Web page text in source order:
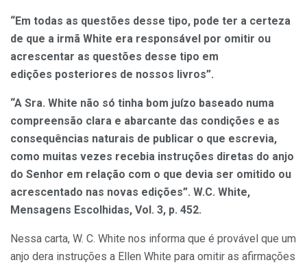
“Em todas as questões desse tipo, pode ter a certeza
de que a irmã White era responsável por omitir ou
acrescentar as questões desse tipo em
edições posteriores de nossos livros”.
“A Sra. White não só tinha bom juízo baseado numa
compreensão clara e abarcante das condições e as
consequências naturais de publicar o que escrevia,
como muitas vezes recebia instruções diretas do anjo
do Senhor em relação com o que devia ser omitido ou
acrescentado nas novas edições”. W.C. White,
Mensagens Escolhidas, Vol. 3, p. 452.
Nessa carta, W. C. White nos informa que é provável que um
anjo dera instruções a Ellen White para omitir as afirmações